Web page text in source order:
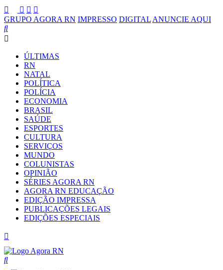
GRUPO AGORA RN IMPRESSO DIGITAL ANUNCIE AQUI
ÚLTIMAS
RN
NATAL
POLÍTICA
POLÍCIA
ECONOMIA
BRASIL
SAÚDE
ESPORTES
CULTURA
SERVIÇOS
MUNDO
COLUNISTAS
OPINIÃO
SÉRIES AGORA RN
AGORA RN EDUCAÇÃO
EDIÇÃO IMPRESSA
PUBLICAÇÕES LEGAIS
EDIÇÕES ESPECIAIS